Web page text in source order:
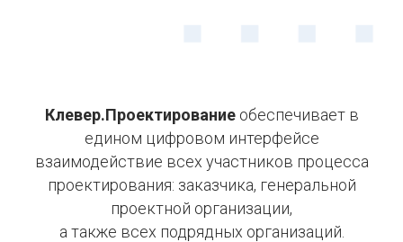
Клевер.Проектированиеобеспечивает в
едином цифровом интерфейсе
взаимодействие всех участников процесса
проектирования: заказчика, генеральной
проектной организации,
а также всех подрядных организаций.